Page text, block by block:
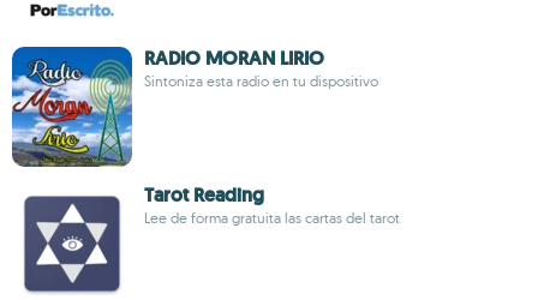
RADIO MORAN LIRIO
Sintoniza esta radio en tu dispositivo
Tarot Reading
Lee de forma gratuita las cartas del tarot